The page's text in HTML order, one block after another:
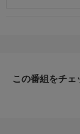
この番組をチェ